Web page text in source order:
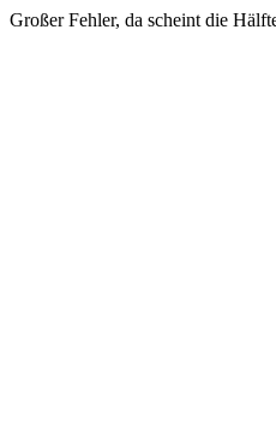
Großer Fehler, da scheint die